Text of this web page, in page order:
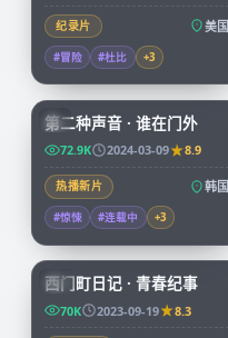
纪录片 美国
#冒险 #杜比 +3
KR
72:34
第二种声音 · 谁在门外
72.9K 2024-03-09 8.9
热播新片 韩国
#惊悚 #连载中 +3
TW
西门町日记 · 青春纪事
70K 2023-09-19 8.3